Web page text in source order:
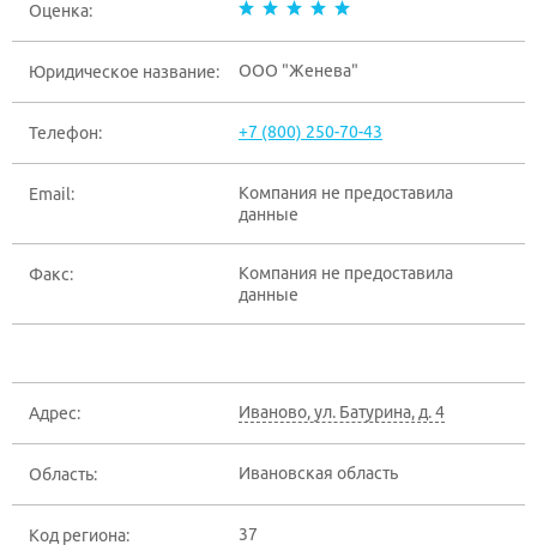
Оценка:
Юридическое название: ООО "Женева"
Телефон: +7 (800) 250-70-43
Email:
Компания не предоставила
данные
Факс:
Компания не предоставила
данные
Адрес: Иваново,ул. Батурина, д. 4
Область: Ивановская область
Код региона: 37